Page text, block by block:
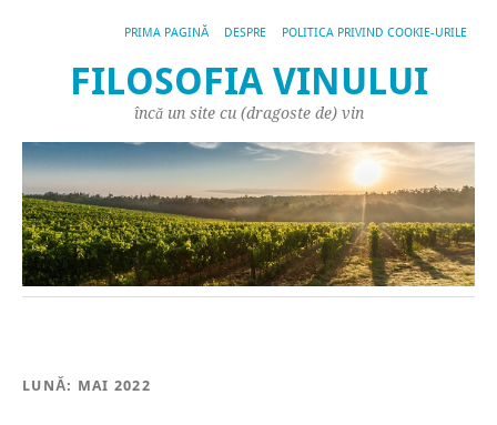
PRIMA PAGINĂ DESPRE POLITICA PRIVIND COOKIE-URILE
FILOSOFIA VINULUI
încă un site cu (dragoste de) vin
LUNĂ: MAI 2022